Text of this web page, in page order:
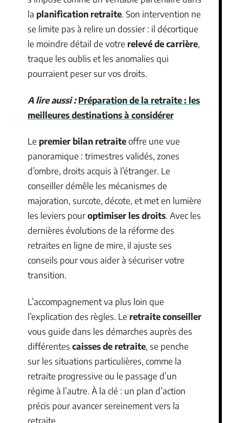
la planification retraite. Son intervention ne
se limite pas à relire un dossier : il décortique
le moindre détail de votre relevé de carrière,
traque les oublis et les anomalies qui
pourraient peser sur vos droits.
A lire aussi : Préparation de la retraite : les
meilleures destinations à considérer
Le premier bilan retraiteoffre une vue
panoramique : trimestres validés, zones
d’ombre, droits acquis à l’étranger. Le
conseiller démêle les mécanismes de
majoration, surcote, décote, et met en lumière
les leviers pouroptimiser les droits. Avec les
dernières évolutions de la réforme des
retraites en ligne de mire, il ajuste ses
conseils pour vous aider à sécuriser votre
transition.
L’accompagnement va plus loin que
l’explication des règles. Le retraite conseiller
vous guide dans les démarches auprès des
différentes caisses de retraite, se penche
sur les situations particulières, comme la
retraite progressive ou le passage d’un
régime à l’autre. À la clé : un plan d’action
précis pour avancer sereinement vers la
retraite.